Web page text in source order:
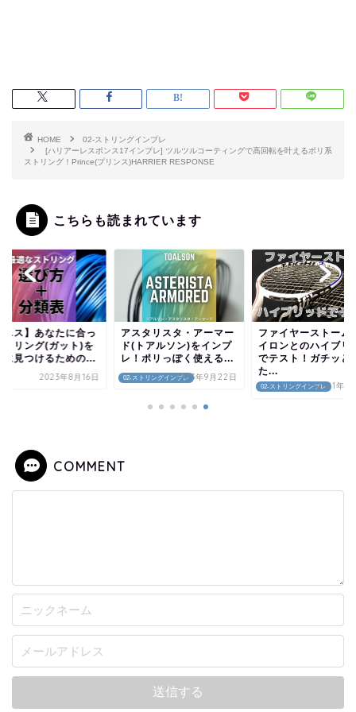
HOME
02-ストリングインプレ
[ハリアーレスポンス17インプレ] ツルツルコーティングで高回転を叶えるポリ系
ストリング！Prince(プリンス)HARRIER RESPONSE
こちらも読まれています
ニス】あなたに合っ
トリング(ガット)を
に見つけるための...
2023年8月16日 02-ストリングインプレ
アスタリスタ・アーマー
ド(トアルソン)をインプ
レ！ポリっぽく使える...
2023年9月22日
02-ストリングインプレ
ファイヤーストーム
イロンとのハイブリ
でテスト！ガチッと
た...
2021年1
COMMENT